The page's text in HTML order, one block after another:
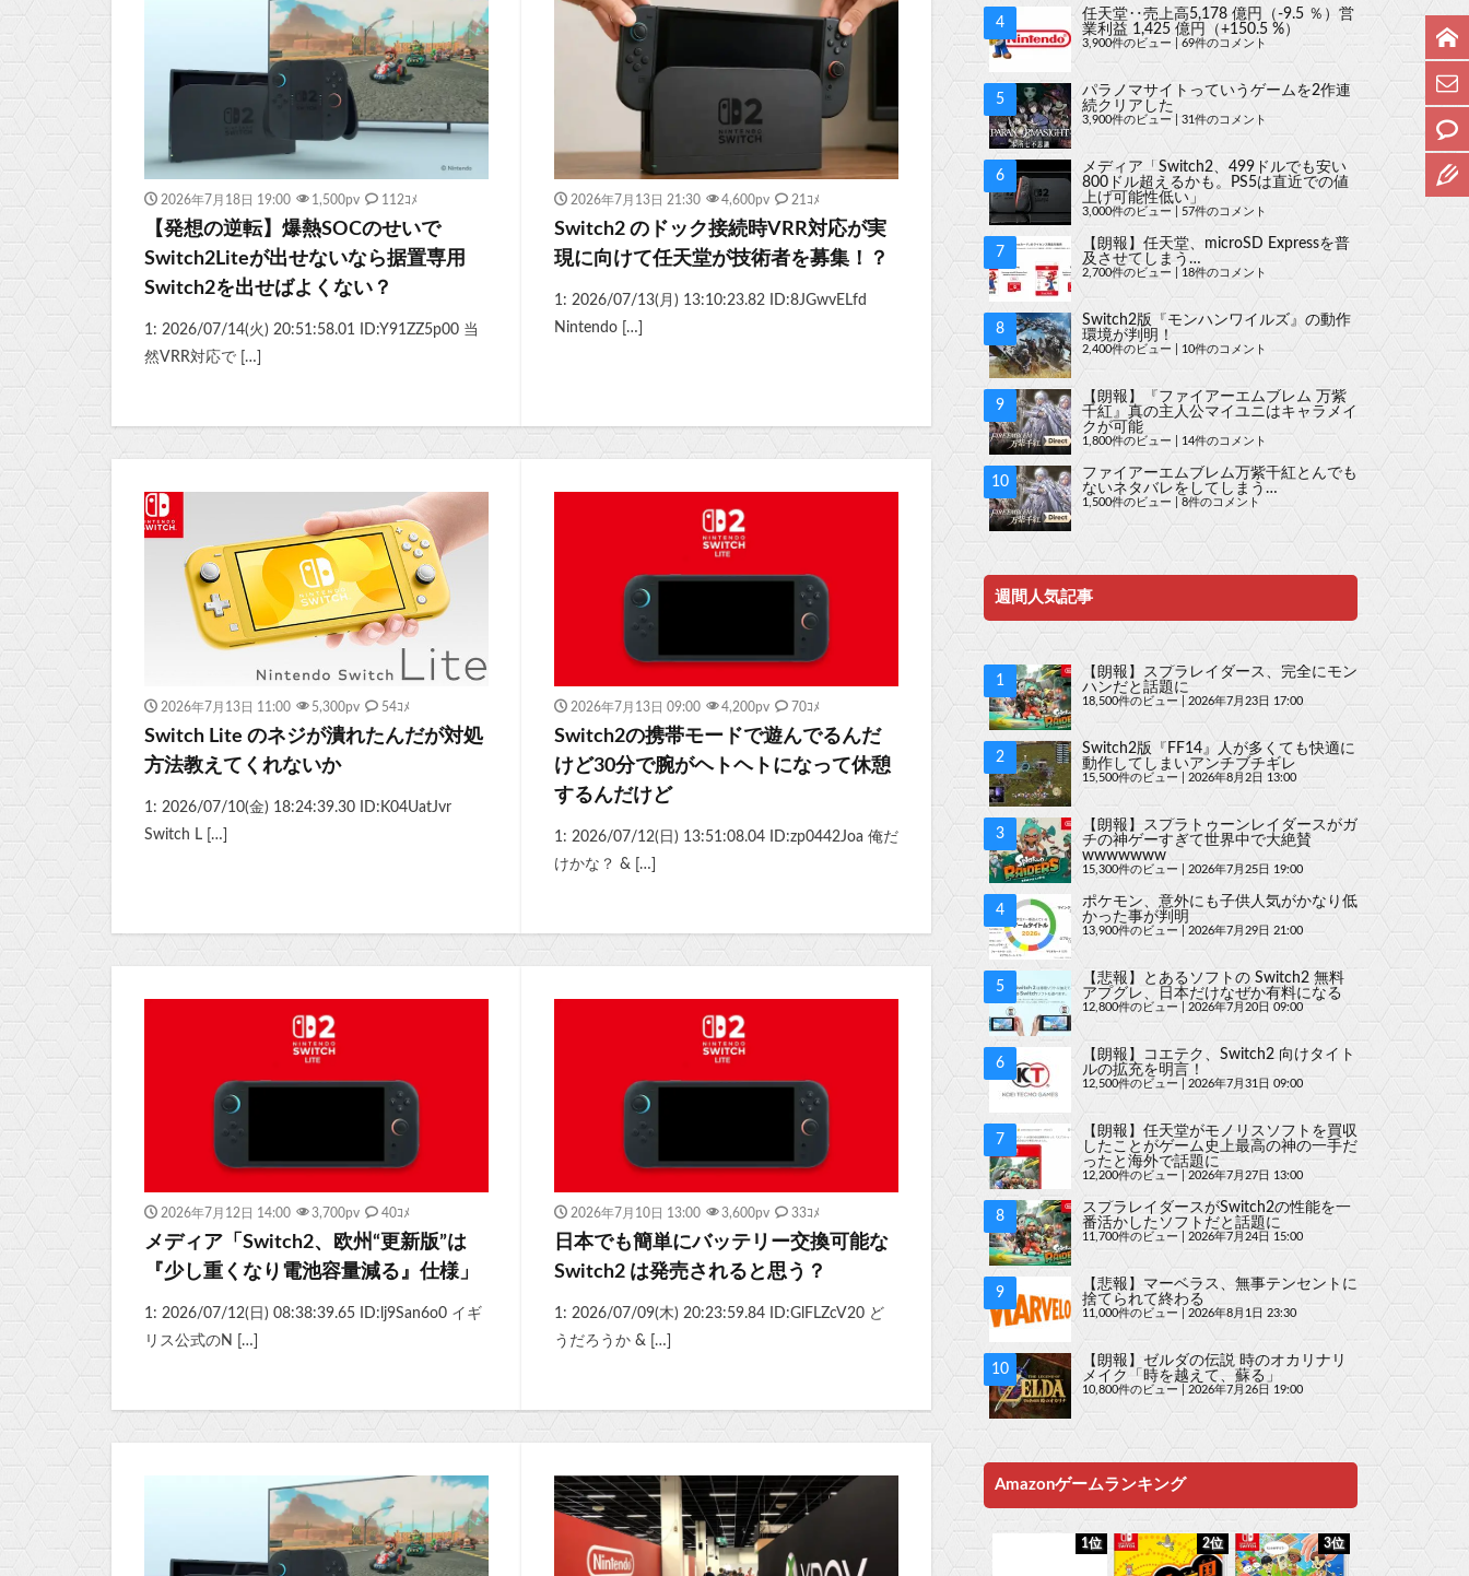
2026年7月18日 19:00 1,500pv 112ｺﾒ
【発想の逆転】爆熱SOCのせいで
Switch2Liteが出せないなら据置専用
Switch2を出せばよくない？
1: 2026/07/14(火) 20:51:58.01 ID:Y91ZZ5p00 当
然VRR対応で […]
2026年7月13日 21:30 4,600pv 21ｺﾒ
Switch2 のドック接続時VRR対応が実
現に向けて任天堂が技術者を募集！？
1: 2026/07/13(月) 13:10:23.82 ID:8JGwvELfd
Nintendo […]
2026年7月13日 11:00 5,300pv 54ｺﾒ
Switch Lite のネジが潰れたんだが対処
方法教えてくれないか
1: 2026/07/10(金) 18:24:39.30 ID:K04UatJvr
Switch L […]
2026年7月13日 09:00 4,200pv 70ｺﾒ
Switch2の携帯モードで遊んでるんだ
けど30分で腕がヘトヘトになって休憩
するんだけど
1: 2026/07/12(日) 13:51:08.04 ID:zp0442Joa 俺だ
けかな？ & […]
2026年7月12日 14:00 3,700pv 40ｺﾒ
メディア「Switch2、欧州“更新版”は
『少し重くなり電池容量減る』仕様」
1: 2026/07/12(日) 08:38:39.65 ID:lj9San6o0 イギ
リス公式のN […]
2026年7月10日 13:00 3,600pv 33ｺﾒ
日本でも簡単にバッテリー交換可能な
Switch2 は発売されると思う？
1: 2026/07/09(木) 20:23:59.84 ID:GlFLZcV20 ど
うだろうか & […]
任天堂‥売上高5,178 億円（-9.5 ％）営
業利益 1,425 億円（+150.5 %）
3,900件のビュー 69件のコメント
パラノマサイトっていうゲームを2作連
続クリアした
3,900件のビュー| 31件のコメント
メディア「Switch2、499ドルでも安い
800ドル超えるかも。PS5は直近での値
上げ可能性低い」
3,000件のビュー 57件のコメント
【朗報】任天堂、microSD Expressを普
及させてしまう…
2,700件のビュー 18件のコメント
Switch2版『モンハンワイルズ』の動作
環境が判明！
2,400件のビュー 10件のコメント
【朗報】『ファイアーエムブレム 万紫
千紅』真の主人公マイユニはキャラメイ
クが可能
1,800件のビュー 14件のコメント
ファイアーエムブレム万紫千紅とんでも
ないネタバレをしてしまう…
1,500件のビュー 8件のコメント
週間人気記事
【朗報】スプラレイダース、完全にモン
ハンだと話題に
18,500件のビュー 2026年7月23日 17:00
Switch2版『FF14』人が多くても快適に
動作してしまいアンチブチギレ
15,500件のビュー 2026年8月2日 13:00
【朗報】スプラトゥーンレイダースがガ
チの神ゲーすぎて世界中で大絶賛
wwwwwww
15,300件のビュー 2026年7月25日 19:00
ポケモン、意外にも子供人気がかなり低
かった事が判明
13,900件のビュー 2026年7月29日 21:00
【悲報】とあるソフトの Switch2 無料
アプグレ、日本だけなぜか有料になる
12,800件のビュー 2026年7月20日 09:00
【朗報】コエテク、Switch2 向けタイト
ルの拡充を明言！
12,500件のビュー 2026年7月31日 09:00
【朗報】任天堂がモノリスソフトを買収
したことがゲーム史上最高の神の一手だ
ったと海外で話題に
12,200件のビュー 2026年7月27日 13:00
スプラレイダースがSwitch2の性能を一
番活かしたソフトだと話題に
11,700件のビュー 2026年7月24日 15:00
【悲報】マーベラス、無事テンセントに
捨てられて終わる
11,000件のビュー 2026年8月1日 23:30
【朗報】ゼルダの伝説 時のオカリナリ
メイク「時を越えて、蘇る」
10,800件のビュー 2026年7月26日 19:00
Amazonゲームランキング
1位 2位 3位